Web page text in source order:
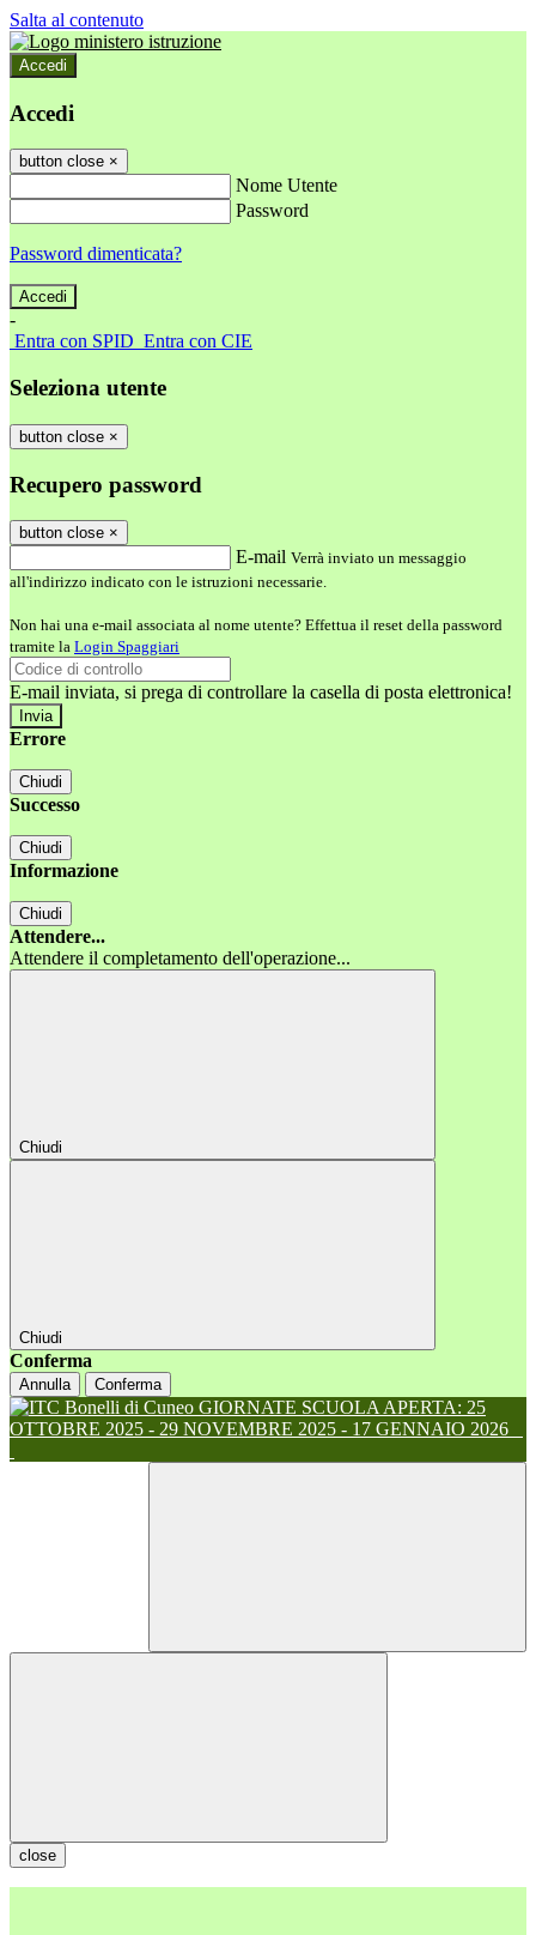
Salta al contenuto
Accedi
Accedi
button close ×
Nome Utente
Password
Password dimenticata?
-
Entra con SPID Entra con CIE
Seleziona utente
button close ×
Recupero password
button close ×
E-mail Verrà inviato un messaggio
all'indirizzo indicato con le istruzioni necessarie.
Non hai una e-mail associata al nome utente? Effettua il reset della password
tramite la Login Spaggiari
E-mail inviata, si prega di controllare la casella di posta elettronica!
Errore
Chiudi
Successo
Chiudi
Informazione
Chiudi
Attendere...
Attendere il completamento dell'operazione...
Chiudi
Chiudi
Conferma
Annulla Conferma
GIORNATE SCUOLA APERTA: 25
OTTOBRE 2025 - 29 NOVEMBRE 2025 - 17 GENNAIO 2026
close